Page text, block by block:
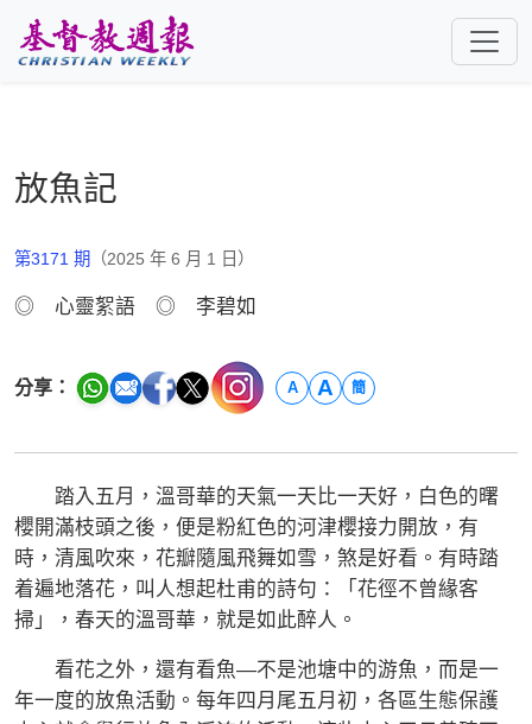
放魚記
第3171 期 （2025 年 6 月 1 日）
◎ 心靈絮語 ◎ 李碧如
分享： A A 簡
踏入五月，溫哥華的天氣一天比一天好，白色的曙
櫻開滿枝頭之後，便是粉紅色的河津櫻接力開放，有
時，清風吹來，花瓣隨風飛舞如雪，煞是好看。有時踏
着遍地落花，叫人想起杜甫的詩句：「花徑不曾緣客
掃」，春天的溫哥華，就是如此醉人。
看花之外，還有看魚—不是池塘中的游魚，而是一
年一度的放魚活動。每年四月尾五月初，各區生態保護